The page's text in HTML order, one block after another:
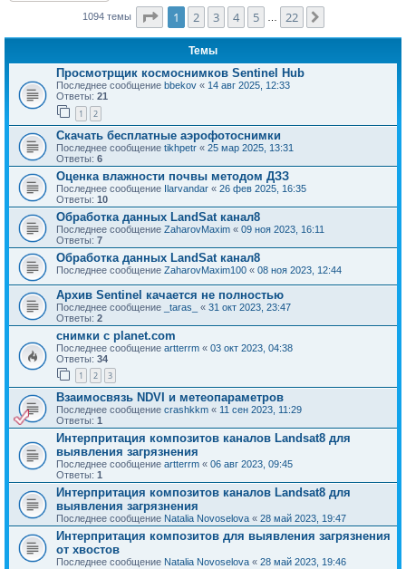
1094 темы Страница1 из
1 2 3 4 5 22
Темы
Просмотрщик космоснимков Sentinel Hub
Последнее сообщение bbekov « 14 авг 2025, 12:33
Ответы: 21
1 2
Скачать бесплатные аэрофотоснимки
Последнее сообщение tikhpetr « 25 мар 2025, 13:31
Ответы: 6
Оценка влажности почвы методом ДЗЗ
Последнее сообщение Ilarvandar « 26 фев 2025, 16:35
Ответы: 10
Обработка данных LandSat канал8
Последнее сообщение ZaharovMaxim « 09 ноя 2023, 16:11
Ответы: 7
Обработка данных LandSat канал8
Последнее сообщение ZaharovMaxim100 « 08 ноя 2023, 12:44
Архив Sentinel качается не полностью
Последнее сообщение _taras_ « 31 окт 2023, 23:47
Ответы: 2
снимки с planet.com
Последнее сообщение artterrm « 03 окт 2023, 04:38
Ответы: 34
1 2 3
Взаимосвязь NDVI и метеопараметров
Последнее сообщение crashkkm « 11 сен 2023, 11:29
Ответы: 1
Интерпритация композитов каналов Landsat8 для
выявления загрязнения
Последнее сообщение artterrm « 06 авг 2023, 09:45
Ответы: 1
Интерпритация композитов каналов Landsat8 для
выявления загрязнения
Последнее сообщение Natalia Novoselova « 28 май 2023, 19:47
Интерпритация композитов для выявления загрязнения
от хвостов
Последнее сообщение Natalia Novoselova « 28 май 2023, 19:46